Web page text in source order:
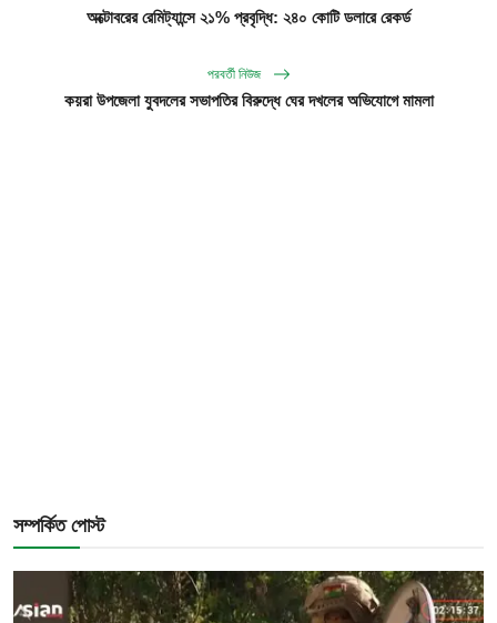
অক্টোবরের রেমিট্যান্সে ২১% প্রবৃদ্ধি: ২৪০ কোটি ডলারে রেকর্ড
পরবর্তী নিউজ
কয়রা উপজেলা যুবদলের সভাপতির বিরুদ্ধে ঘের দখলের অভিযোগে মামলা
সম্পর্কিত পোস্ট